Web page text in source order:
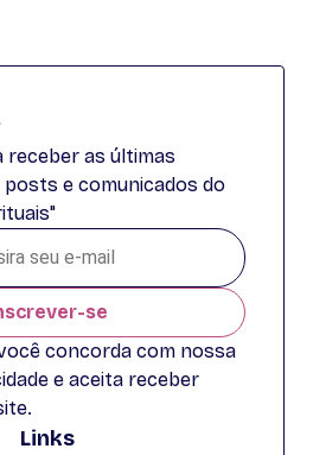
receber as últimas
e comunicados do
se
concorda com nossa
e aceita receber
Links